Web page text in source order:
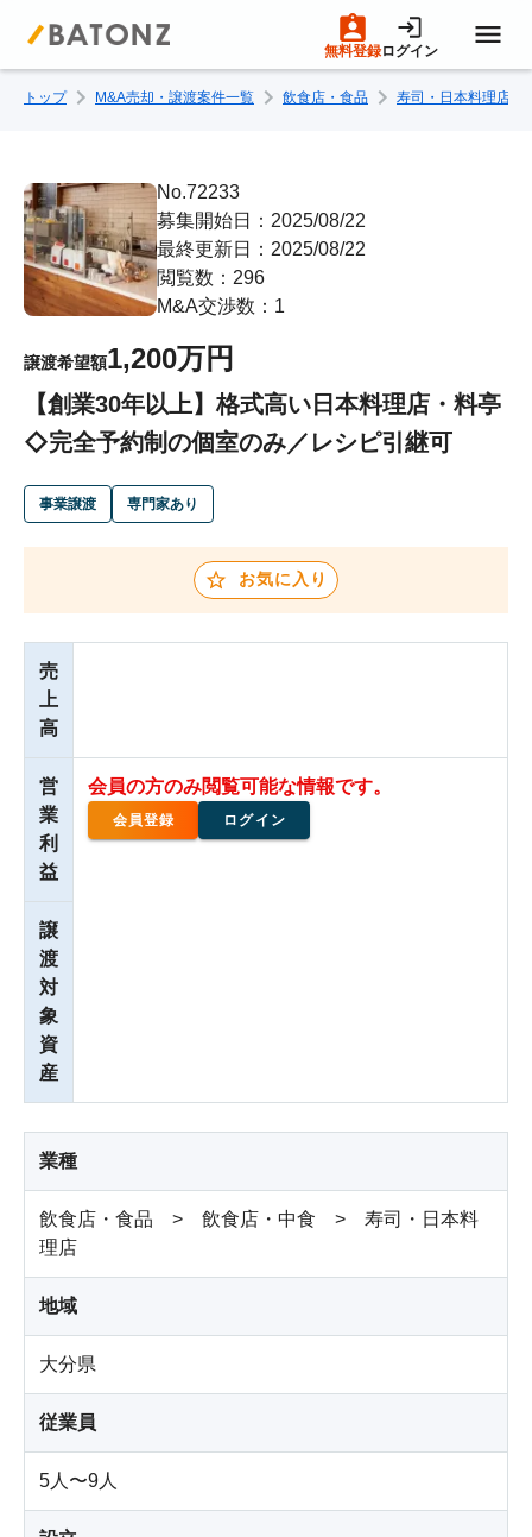
無料登録ログイン
トップページ
M&A案件一覧
売りたい方へ
成約事例
M&A専門家の方へ
トップ M&A売却・譲渡案件一覧 飲食店・食品 寿司・日本料理店
No.72233
募集開始日：2025/08/22
最終更新日：2025/08/22
閲覧数：296
M&A交渉数：1
譲渡希望額1,200万円
【創業30年以上】格式高い日本料理店・料亭
◇完全予約制の個室のみ／レシピ引継可
事業譲渡 専門家あり
お気に入り
売
上
高
営
業
利
益
会員の方のみ閲覧可能な情報です。
会員登録 ログイン
譲
渡
対
象
資
産
業種
飲食店・食品 > 飲食店・中食 > 寿司・日本料
理店
地域
大分県
従業員
5人〜9人